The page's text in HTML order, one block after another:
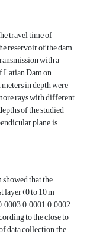
travel time of
reservoir of the dam.
with a
Latian Dam on
in depth were
rays with different
of the studied
plane, is
that the
(0 to 10 m
0.0001, 0.0002,
to the close to
data collection, the